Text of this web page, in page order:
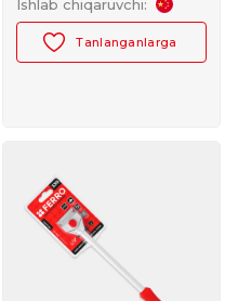
Ishlab chiqaruvchi:
Tanlanganlarga